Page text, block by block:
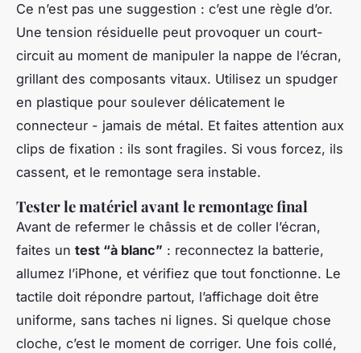
Ce n’est pas une suggestion : c’est une règle d’or.
Une tension résiduelle peut provoquer un court-
circuit au moment de manipuler la nappe de l’écran,
grillant des composants vitaux. Utilisez un spudger
en plastique pour soulever délicatement le
connecteur - jamais de métal. Et faites attention aux
clips de fixation : ils sont fragiles. Si vous forcez, ils
cassent, et le remontage sera instable.
Tester le matériel avant le remontage final
Avant de refermer le châssis et de coller l’écran,
faites un test “à blanc” : reconnectez la batterie,
allumez l’iPhone, et vérifiez que tout fonctionne. Le
tactile doit répondre partout, l’affichage doit être
uniforme, sans taches ni lignes. Si quelque chose
cloche, c’est le moment de corriger. Une fois collé,